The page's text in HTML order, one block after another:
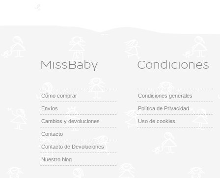
MissBaby
Cómo comprar
Envíos
Cambios y devoluciones
Contacto
Contacto de Devoluciones
Nuestro blog
Condiciones
Condiciones generales
Política de Privacidad
Uso de cookies